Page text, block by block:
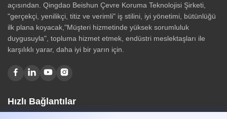
açısından. Qingdao Beishun Çevre Koruma Teknolojisi Şirketi,
"gerçekçi, yenilikçi, titiz ve verimli" iş stilini, iyi yönetimi, bütünlüğü
ilk plana koyacak,"Müşteri hizmetinde yüksek sorumluluk
duygusuyla", topluma hizmet etmek, endüstri meslektaşları ile
karşılıklı yarar, daha iyi bir yarın için.
Hızlı Bağlantılar